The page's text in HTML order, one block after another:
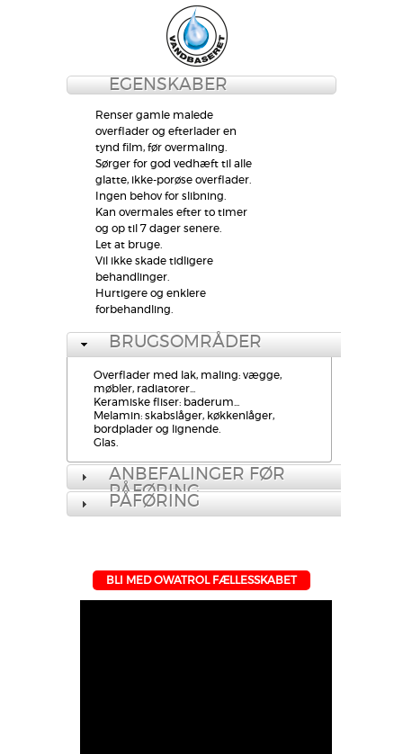
EGENSKABER
Renser gamle malede
overflader og efterlader en
tynd film, før overmaling.
Sørger for god vedhæft til alle
glatte, ikke-porøse overflader.
Ingen behov for slibning.
Kan overmales efter to timer
og op til 7 dager senere.
Let at bruge.
Vil ikke skade tidligere
behandlinger.
Hurtigere og enklere
forbehandling.
BRUGSOMRÅDER
Overflader med lak, maling: vægge,
møbler, radiatorer...
Keramiske fliser: baderum...
Melamin: skabslåger, køkkenlåger,
bordplader og lignende.
Glas.
ANBEFALINGER FØR
PÅFØRING
PÅFØRING
BLI MED OWATROL FÆLLESSKABET